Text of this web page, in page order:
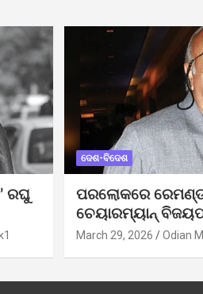
ରଘୁ
ଦେଶ-ବିଦେଶ
ପରଲୋକରେ
ଚେୟାରମ୍ୟାନ୍
March 29, 2026 Odian